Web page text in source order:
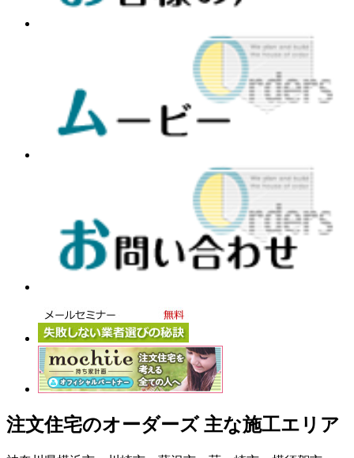
注文住宅のオーダーズ 主な施工エリア